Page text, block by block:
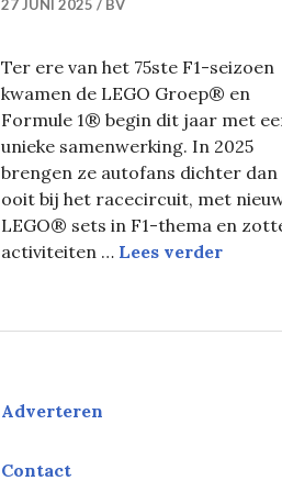
27 JUNI 2025 BV
Ter ere van het 75ste F1-seizoen
kwamen de LEGO Groep® en
Formule 1® begin dit jaar met
unieke samenwerking. In 2025
brengen ze autofans dichter dan
ooit bij het racecircuit, met
LEGO® sets in F1-thema en
activiteiten … Lees verderLEGO
Adverteren
Contact